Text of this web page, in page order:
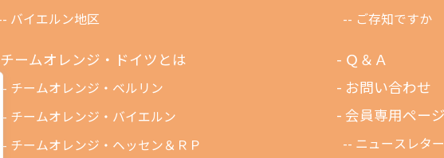
バイエルン地区
チームオレンジ・ドイツとは
チームオレンジ・ベルリン
チームオレンジ・バイエルン
チームオレンジ・ヘッセン＆ＲＰ
ご存知ですか
Ｑ＆Ａ
お問い合わせ
会員専用ページ
ニュースレタ